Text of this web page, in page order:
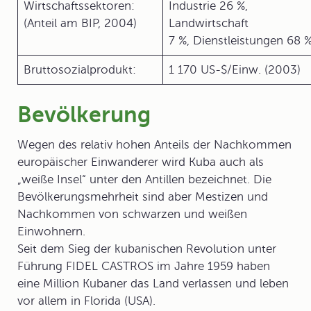
Wirtschaftssektoren:
(Anteil am BIP, 2004)
Industrie 26 %,
Landwirtschaft
7 %, Dienstleistungen 68
Bruttosozialprodukt: 1 170 US-$/Einw. (2003)
Bevölkerung
Wegen des relativ hohen Anteils der Nachkommen
europäischer Einwanderer wird Kuba auch als
„weiße Insel“ unter den Antillen bezeichnet. Die
Bevölkerungsmehrheit sind aber Mestizen und
Nachkommen von schwarzen und weißen
Einwohnern.
Seit dem Sieg der kubanischen Revolution unter
Führung FIDEL CASTROS im Jahre 1959 haben
eine Million Kubaner das Land verlassen und leben
vor allem in Florida (USA).